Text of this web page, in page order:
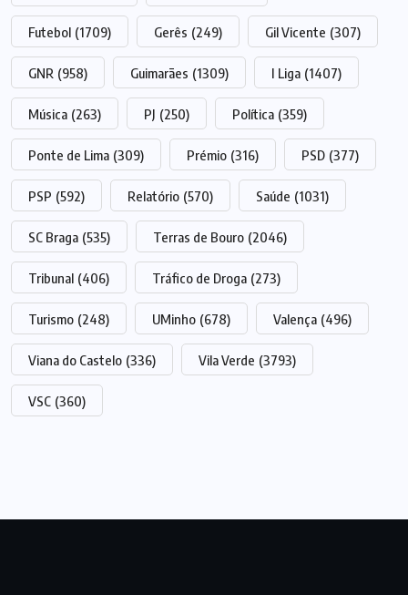
Futebol (1709) Gerês (249) Gil Vicente (307)
GNR (958) Guimarães (1309) I Liga (1407)
Música (263) PJ (250) Política (359)
Ponte de Lima (309) Prémio (316) PSD (377)
PSP (592) Relatório (570) Saúde (1031)
SC Braga (535) Terras de Bouro (2046)
Tribunal (406) Tráfico de Droga (273)
Turismo (248) UMinho (678) Valença (496)
Viana do Castelo (336) Vila Verde (3793)
VSC (360)